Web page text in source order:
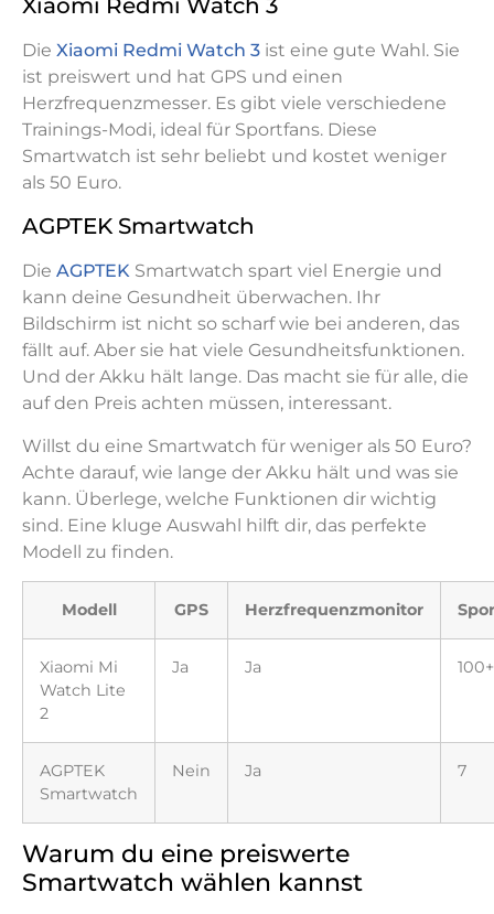
Xiaomi Redmi Watch 3
Die Xiaomi Redmi Watch 3 ist eine gute Wahl. Sie
ist preiswert und hat GPS und einen
Herzfrequenzmesser. Es gibt viele verschiedene
Trainings-Modi, ideal für Sportfans. Diese
Smartwatch ist sehr beliebt und kostet weniger
als 50 Euro.
AGPTEK Smartwatch
Die AGPTEK Smartwatch spart viel Energie und
kann deine Gesundheit überwachen. Ihr
Bildschirm ist nicht so scharf wie bei anderen, das
fällt auf. Aber sie hat viele Gesundheitsfunktionen.
Und der Akku hält lange. Das macht sie für alle, die
auf den Preis achten müssen, interessant.
Willst du eine Smartwatch für weniger als 50 Euro?
Achte darauf, wie lange der Akku hält und was sie
kann. Überlege, welche Funktionen dir wichtig
sind. Eine kluge Auswahl hilft dir, das perfekte
Modell zu finden.
Modell GPS Herzfrequenzmonitor
Xiaomi Mi
Watch Lite
2
Ja Ja 100+
AGPTEK
Smartwatch
Nein Ja 7
Warum du eine preiswerte
Smartwatch wählen kannst